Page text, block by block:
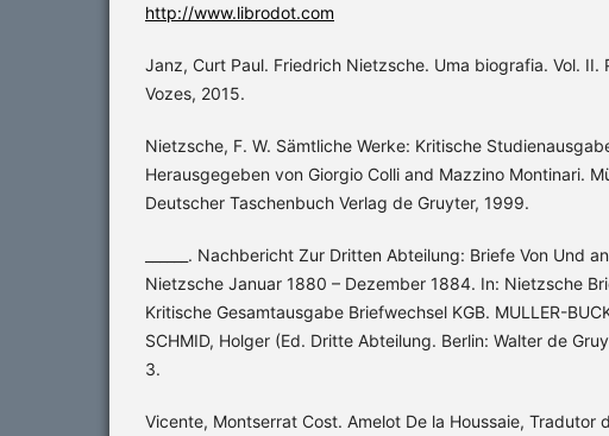
http://www.librodot.com
Janz, Curt Paul. Friedrich Nietzsche. Uma biografia. Vol. II.
Vozes, 2015.
Nietzsche, F. W. Sämtliche Werke: Kritische
Herausgegeben von Giorgio Colli and Mazzino Montinari.
Deutscher Taschenbuch Verlag de Gruyter, 1999.
______. Nachbericht Zur Dritten Abteilung: Briefe Von Und
Nietzsche Januar 1880 – Dezember 1884. In: Nietzsche
Kritische Gesamtausgabe Briefwechsel KGB. MULLER-
SCHMID, Holger (Ed. Dritte Abteilung. Berlin: Walter de
3.
Vicente, Montserrat Cost. Amelot De la Houssaie, Tradutor